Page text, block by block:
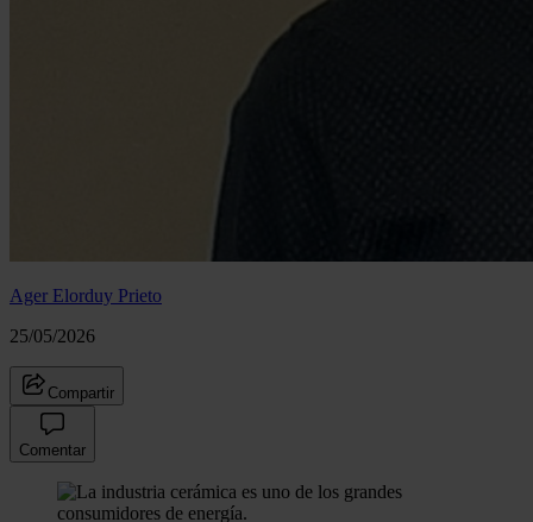
Ager Elorduy Prieto
25/05/2026
Compartir
Comentar